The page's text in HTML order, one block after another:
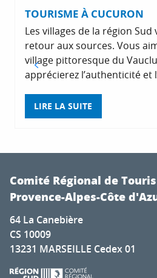
TOURISME À CUCURON
Les villages de la région
retour aux sources. Vous
village pittoresque du
apprécierez l’authenticité et
LIRE LA SUITE
Comité Régional de
Provence-Alpes-Côte
64 La Canebière
CS 10009
13231 MARSEILLE Cedex 01